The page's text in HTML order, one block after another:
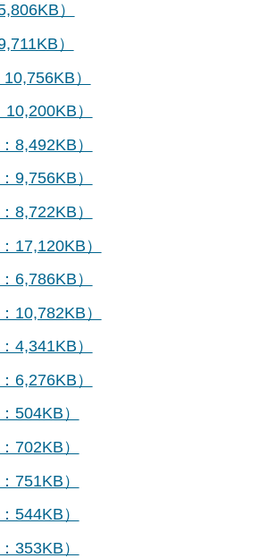
）
）
）
）
8,492KB）
9,756KB）
8,722KB）
17,120KB）
6,786KB）
10,782KB）
4,341KB）
6,276KB）
504KB）
702KB）
751KB）
544KB）
353KB）